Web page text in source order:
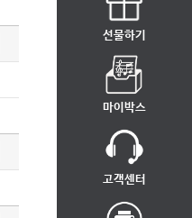
선물하기
마이박스
고객센터